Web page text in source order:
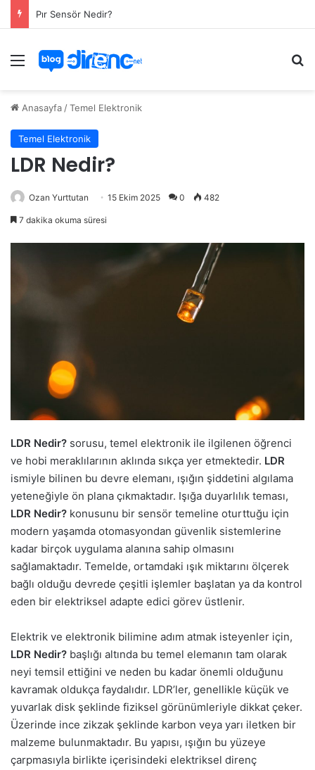
Pır Sensör Nedir?
Menü
Anasayfa/Temel Elektronik
Temel Elektronik
LDR Nedir?
Ozan Yurttutan 15 Ekim 2025 0 482
7 dakika okuma süresi
LDR Nedir? sorusu, temel elektronik ile ilgilenen öğrenci
ve hobi meraklılarının aklında sıkça yer etmektedir. LDR
ismiyle bilinen bu devre elemanı, ışığın şiddetini algılama
yeteneğiyle ön plana çıkmaktadır. Işığa duyarlılık teması,
LDR Nedir? konusunu bir sensör temeline oturttuğu için
modern yaşamda otomasyondan güvenlik sistemlerine
kadar birçok uygulama alanına sahip olmasını
sağlamaktadır. Temelde, ortamdaki ışık miktarını ölçerek
bağlı olduğu devrede çeşitli işlemler başlatan ya da kontrol
eden bir elektriksel adapte edici görev üstlenir.
Elektrik ve elektronik bilimine adım atmak isteyenler için,
LDR Nedir? başlığı altında bu temel elemanın tam olarak
neyi temsil ettiğini ve neden bu kadar önemli olduğunu
kavramak oldukça faydalıdır. LDR’ler, genellikle küçük ve
yuvarlak disk şeklinde fiziksel görünümleriyle dikkat çeker.
Üzerinde ince zikzak şeklinde karbon veya yarı iletken bir
malzeme bulunmaktadır. Bu yapısı, ışığın bu yüzeye
çarpmasıyla birlikte içerisindeki elektriksel direnç